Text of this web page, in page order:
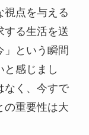
視点を与える
する生活を送
」という瞬間
と感じまし
なく、今すで
の重要性は大